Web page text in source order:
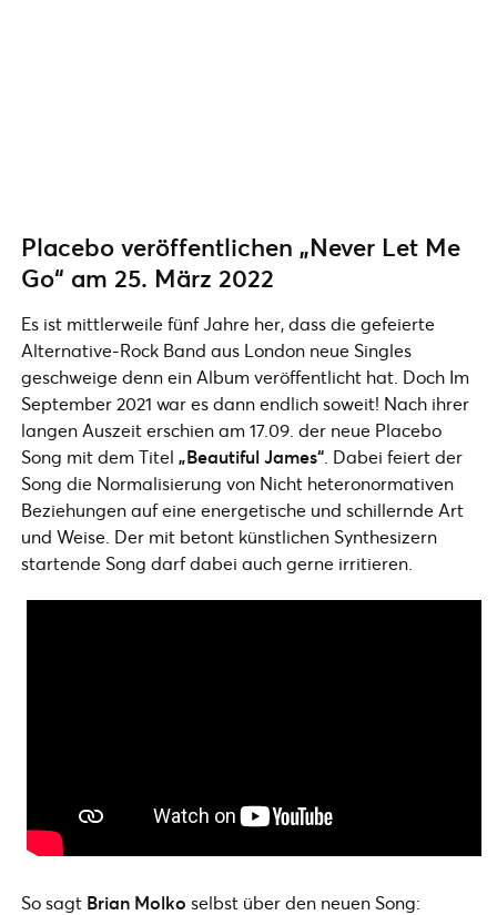
Placebo veröffentlichen „Never Let Me
Go“ am 25. März 2022
Es ist mittlerweile fünf Jahre her, dass die gefeierte
Alternative-Rock Band aus London neue Singles
geschweige denn ein Album veröffentlicht hat. Doch Im
September 2021 war es dann endlich soweit! Nach ihrer
langen Auszeit erschien am 17.09. der neue Placebo
Song mit dem Titel „Beautiful James“ . Dabei feiert der
Song die Normalisierung von Nicht heteronormativen
Beziehungen auf eine energetische und schillernde Art
und Weise. Der mit betont künstlichen Synthesizern
startende Song darf dabei auch gerne irritieren.
So sagt Brian Molko selbst über den neuen Song: